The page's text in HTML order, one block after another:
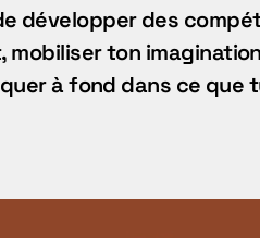
développer des
mobiliser ton
à fond dans ce que